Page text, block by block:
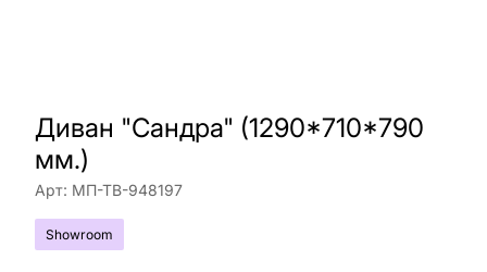
Диван "Сандра" (1290*710*790
мм.)
Арт: МП-ТВ-948197
Showroom